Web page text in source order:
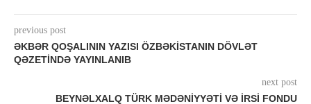
previous post
ƏKBƏR QOŞALININ YAZISI ÖZBƏKISTANIN DÖVLƏT
QƏZETINDƏ YAYINLANIB
next post
BEYNƏLXALQ TÜRK MƏDƏNIYYƏTI VƏ İRSI FONDU